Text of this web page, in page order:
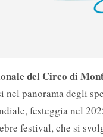
del Circo di
nel panorama degli
festeggia nel
festival, che si